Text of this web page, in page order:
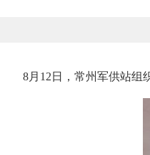
8月12日，常州军供站组